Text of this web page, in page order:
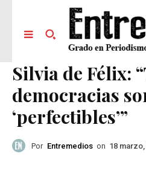
Silvia de Félix:
democracias
‘perfectibles’”
Por Entremedios on 18 marzo,